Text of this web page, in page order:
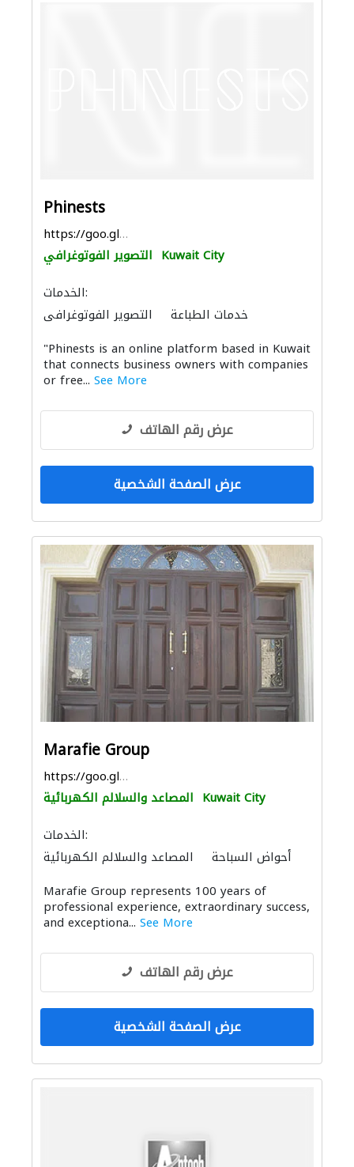
Phinests
https://goo.gl/maps/3HWhoPhZ3g8WgwuJ7
التصوير الفوتوغرافي Kuwait City
الخدمات:
التصوير الفوتوغرافي
خدمات الطباعة
"Phinests is an online platform based in Kuwait
that connects business owners with companies
or free... See More
عرض رقم الهاتف
عرض الصفحة الشخصية
Marafie Group
https://goo.gl/maps/w2tqiJSRfJFpGmTi9
المصاعد والسلالم الكهربائية Kuwait City
الخدمات:
المصاعد والسلالم الكهربائية
أحواض السباحة
الصيانة الكهربائية أنظمة أمن
منتجات خشبية ميكانيكيون المنيوم
الديكور الداخلي خدمات الطباعة
Marafie Group represents 100 years of
professional experience, extraordinary success,
and exceptiona... See More
عرض رقم الهاتف
عرض الصفحة الشخصية